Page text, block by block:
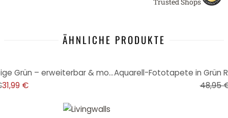
ÄHNLICHE PRODUKTE
Fototapete Tropenpalmen Beige Grün – erweiterbar & modern
31,99 € 48,95